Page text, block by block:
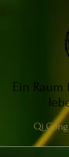
Ein
Qi Gong